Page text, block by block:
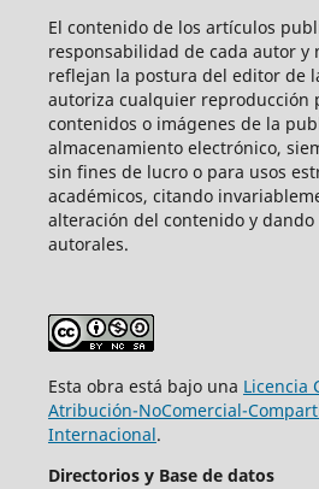
El contenido de los artículos
responsabilidad de cada autor y
reflejan la postura del editor de
autoriza cualquier reproducción
contenidos o imágenes de la
almacenamiento electrónico,
sin fines de lucro o para usos
académicos, citando
alteración del contenido y dando
autorales.
Esta obra está bajo una Licencia
Atribución-NoComercial-
Internacional.
Directorios y Base de datos